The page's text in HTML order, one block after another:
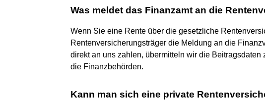
Was meldet das Finanzamt an die
Wenn Sie eine Rente über die gesetzliche
Rentenversicherungsträger die Meldung an die
direkt an uns zahlen, übermitteln wir die
die Finanzbehörden.
Kann man sich eine private